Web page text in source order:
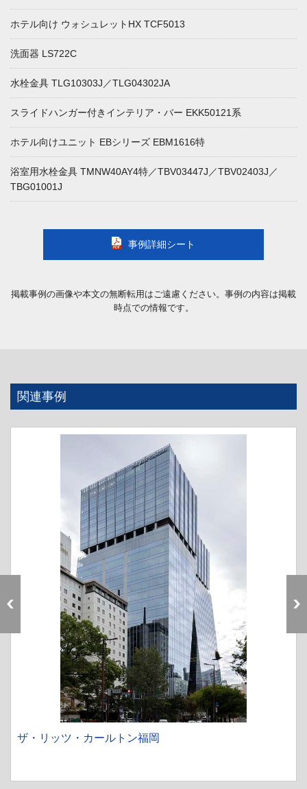
ホテル向け ウォシュレットHX TCF5013
洗面器 LS722C
水栓金具 TLG10303J／TLG04302JA
スライドハンガー付きインテリア・バー EKK50121系
ホテル向けユニット EBシリーズ EBM1616特
浴室用水栓金具 TMNW40AY4特／TBV03447J／TBV02403J／
TBG01001J
事例詳細シート
掲載事例の画像や本文の無断転用はご遠慮ください。事例の内容は掲載
時点での情報です。
関連事例
ザ・リッツ・カールトン福岡